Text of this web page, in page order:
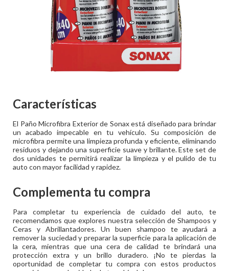
Características
El Paño Microfibra Exterior de Sonax está diseñado para brindar
un acabado impecable en tu vehículo. Su composición de
microfibra permite una limpieza profunda y eficiente, eliminando
residuos y dejando una superficie suave y brillante. Este set de
dos unidades te permitirá realizar la limpieza y el pulido de tu
auto con mayor facilidad y rapidez.
Complementa tu compra
Para completar tu experiencia de cuidado del auto, te
recomendamos que explores nuestra selección de Shampoos y
Ceras y Abrillantadores. Un buen shampoo te ayudará a
remover la suciedad y preparar la superficie para la aplicación de
la cera, mientras que una cera de calidad te brindará una
protección extra y un brillo duradero. ¡No te pierdas la
oportunidad de completar tu compra con estos productos